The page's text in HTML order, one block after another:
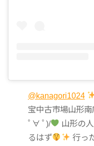
@kanagori1024
宝中古市場山形
ﾟ∀ ﾟ)/
山形の
るはず
行っ